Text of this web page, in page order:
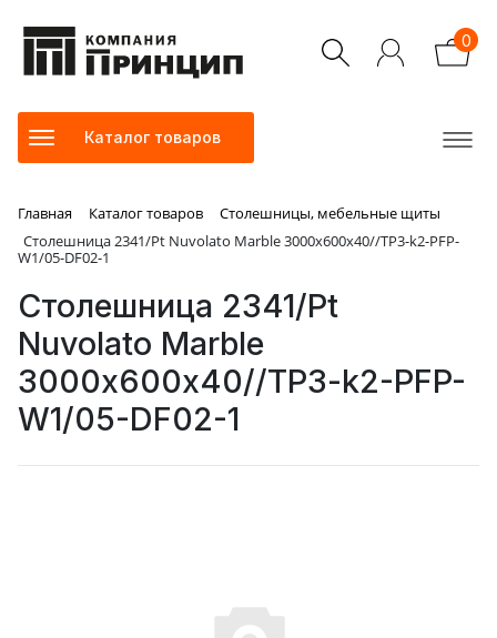
0
Каталог товаров
Главная Каталог товаров
Столешницы, мебельные щиты
Столешница 2341/Pt Nuvolato Marble 3000х600х40//TP3-k2-PFP-
W1/05-DF02-1
Столешница 2341/Pt
Nuvolato Marble
3000х600х40//TP3-k2-PFP-
W1/05-DF02-1